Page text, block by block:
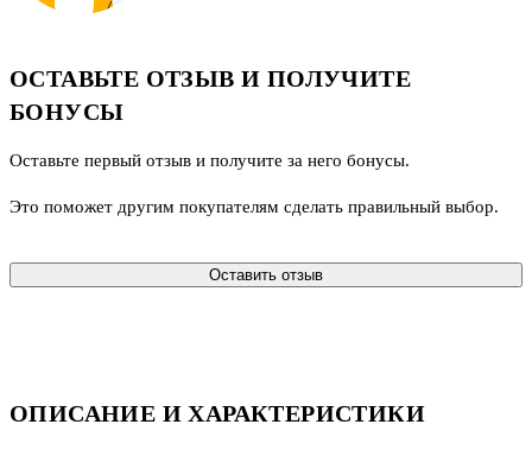
ОПИСАНИЕ И ХАРАКТЕРИСТИКИ
ОСТАВЬТЕ ОТЗЫВ И ПОЛУЧИТЕ
БОНУСЫ
Оставьте первый отзыв и получите за него бонусы.
Это поможет другим покупателям сделать правильный выбор.
Оставить отзыв